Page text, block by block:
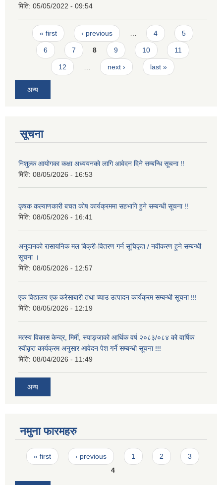
मिति: 05/05/2022 - 09:54
Pages
« first ‹ previous 4 5
6 7 8 9 10 11
12 next › last »
अन्य
सूचना
निशुल्क आयोगका कक्षा अध्ययनको लागि आवेदन दिने सम्बन्धि सूचना !!
मिति: 08/05/2026 - 16:53
कृषक कल्याणकारी बचत कोष कार्यक्रममा सहभागि हुने सम्बन्धी सूचना !!
मिति: 08/05/2026 - 16:41
अनुदानको रासायनिक मल बिक्री-वितरण गर्न सूचिकृत / नवीकरण हुने सम्बन्धी
सूचना ।
मिति: 08/05/2026 - 12:57
एक विद्यालय एक करेसाबारी तथा च्याउ उत्पादन कार्यक्रम सम्बन्धी सूचना !!!
मिति: 08/05/2026 - 12:19
मत्स्य विकास केन्द्र, मिर्मी, स्याङ्जाको आर्थिक वर्ष २०८३/०८४ को वार्षिक
स्वीकृत कार्यक्रम अनुसार आवेदन पेश गर्ने सम्बन्धी सूचना !!!
मिति: 08/04/2026 - 11:49
अन्य
नमुना फारमहरु
Pages
« first ‹ previous 1 2
3
4